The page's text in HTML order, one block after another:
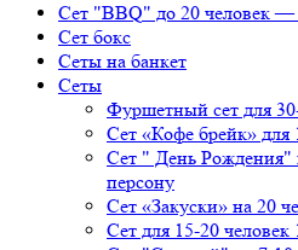
Сет "BBQ" до 20 человек —
Сет бокс
Сеты на банкет
Сеты
Фуршетный сет для
Сет «Кофе брейк» для
Сет " День Рождения"
персону
Сет «Закуски» на 20
Сет для 15-20 человек